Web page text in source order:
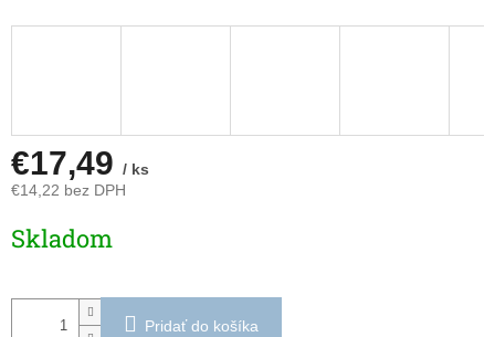
€17,49 / ks
€14,22 bez DPH
cena:
Skladom
Pridať do košíka